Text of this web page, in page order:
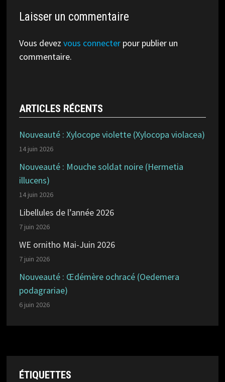
Laisser un commentaire
Vous devez vous connecterpour publier un
commentaire.
ARTICLES RÉCENTS
Nouveauté : Xylocope violette (Xylocopa violacea)
14 juin 2026
Nouveauté : Mouche soldat noire (Hermetia
illucens)
14 juin 2026
Libellules de l’année 2026
7 juin 2026
WE ornitho Mai-Juin 2026
7 juin 2026
Nouveauté : Œdémère ochracé (Oedemera
podagrariae)
6 juin 2026
ÉTIQUETTES